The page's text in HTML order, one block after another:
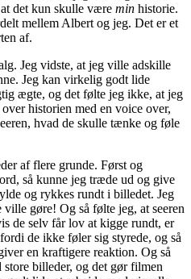
det kun skulle være min historie.
mellem Albert og jeg. Det er et
af.
Jeg vidste, at jeg ville adskille
Jeg kan virkelig godt lide
ægte, og det følte jeg ikke, at jeg
historien med en voice over,
hvad de skulle tænke og føle
af flere grunde. Først og
så kunne jeg træde ud og give
og rykkes rundt i billedet. Jeg
gøre! Og så følte jeg, at seeren
de selv får lov at kigge rundt, er
de ikke føler sig styrede, og så
en kraftigere reaktion. Og så
store billeder, og det gør filmen